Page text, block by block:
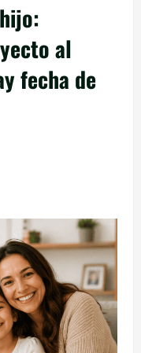
al
fecha de